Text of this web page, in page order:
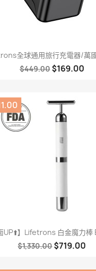
全球通用旅行充電器/萬
$449.00 $169.00
UP⬆️】Lifetrons 白金魔力
$1,330.00 $719.00